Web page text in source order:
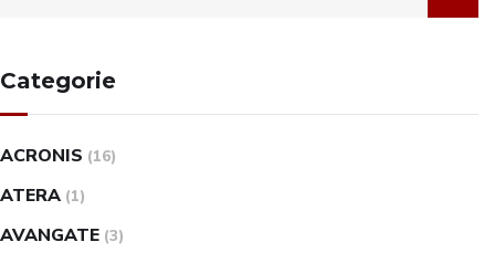
Categorie
ACRONIS (16)
ATERA (1)
AVANGATE (3)